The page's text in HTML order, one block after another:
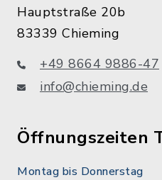
Hauptstraße 20b
83339 Chieming
+49 8664 9886-47
info@chieming.de
Öffnungszeiten
Montag bis Donnerstag